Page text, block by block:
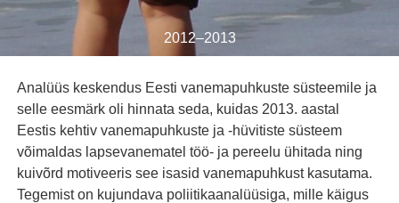
2012–2013
Analüüs keskendus Eesti vanemapuhkuste süsteemile ja
selle eesmärk oli hinnata seda, kuidas 2013. aastal
Eestis kehtiv vanemapuhkuste ja -hüvitiste süsteem
võimaldas lapsevanematel töö- ja pereelu ühitada ning
kuivõrd motiveeris see isasid vanemapuhkust kasutama.
Tegemist on kujundava poliitikaanalüüsiga, mille käigus